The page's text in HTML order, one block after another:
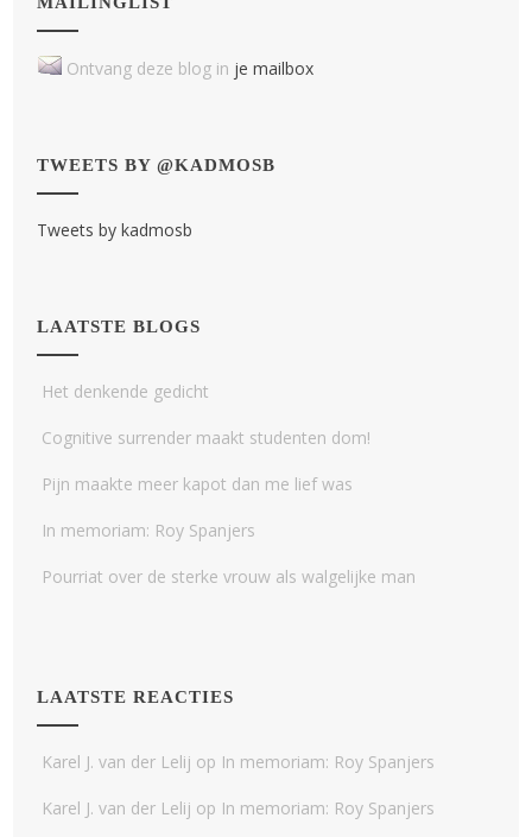
Ontvang deze blog in je mailbox
TWEETS BY @KADMOSB
Tweets by kadmosb
LAATSTE BLOGS
Het denkende gedicht
Cognitive surrender maakt studenten dom!
Pijn maakte meer kapot dan me lief was
In memoriam: Roy Spanjers
Pourriat over de sterke vrouw als walgelijke man
LAATSTE REACTIES
Karel J. van der Lelij op In memoriam: Roy Spanjers
Karel J. van der Lelij op In memoriam: Roy Spanjers